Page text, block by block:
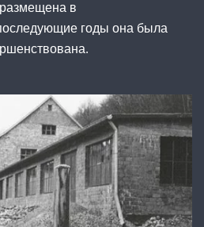
в
годы она была